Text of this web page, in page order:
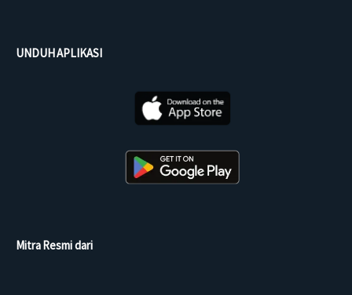
UNDUH APLIKASI
Mitra Resmi dari